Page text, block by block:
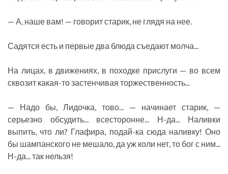
— А, наше вам! — говорит старик, не глядя на нее.
Садятся есть и первые два блюда съедают молча...
На лицах, в движениях, в походке прислуги — во всем
сквозит какая-то застенчивая торжественность...
— Надо бы, Лидочка, тово... — начинает старик, —
серьезно обсудить... всесторонне... Н-да... Наливки
выпить, что ли? Глафира, подай-ка сюда наливку! Оно
бы шампанского не мешало, да уж коли нет, то бог с ним...
Н-да... так нельзя!